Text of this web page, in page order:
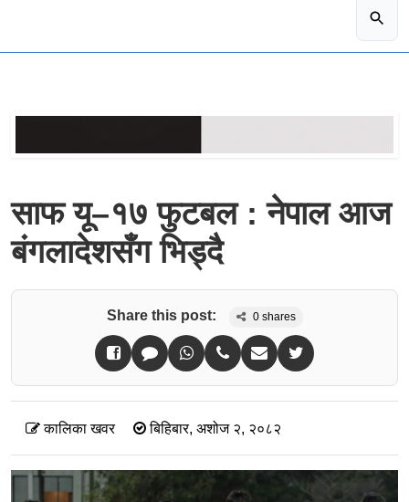
साफ यू–१७ फुटबल : नेपाल आज
बंगलादेशसँग भिड्दै
Share this post: 0 shares
कालिका खवर बिहिबार, अशोज २, २०८२